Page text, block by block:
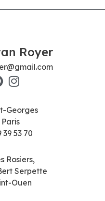
Royer
Georges
39 53 70
Rosiers,
Serpette
Ouen